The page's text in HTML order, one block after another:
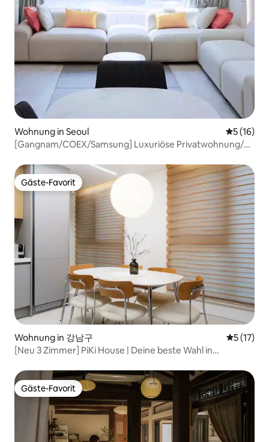
Wohnung in Seoul
5 (16)
[Gangnam/COEX/Samsung] Luxuriöse Privatwohnung/4
Schlafzimmer/Insgesamt 4 Klimaanlagen
Gäste-Favorit
Gäste-Favorit
Wohnung in 강남구
5 (17)
[Neu 3 Zimmer] PiKi House | Deine beste Wahl in
Gäste-Favorit
Gäste-Favorit